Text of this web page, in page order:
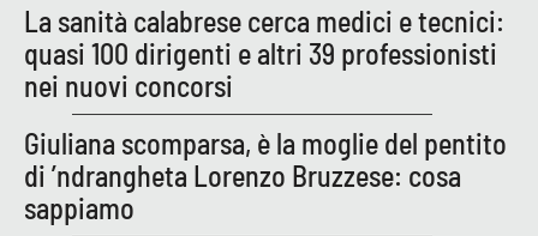
STREAMING
LaC TV
LaC Network
La sanità calabrese cerca medici e tecnici:
quasi 100 dirigenti e altri 39 professionisti
nei nuovi concorsi
Giuliana scomparsa, è la moglie del pentito
di ’ndrangheta Lorenzo Bruzzese: cosa
sappiamo